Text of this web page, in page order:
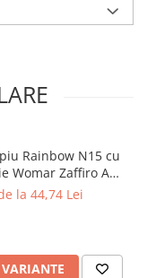
Rainbow N15 cu
Womar Zaffiro AN-
NZ-15E
la 44,74 Lei